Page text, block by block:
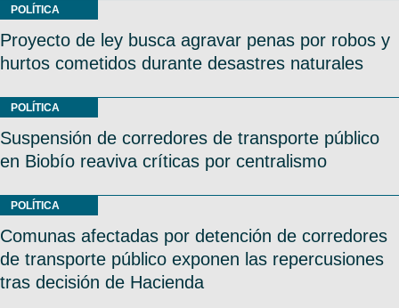
POLÍTICA
Proyecto de ley busca agravar penas por robos y
hurtos cometidos durante desastres naturales
POLÍTICA
Suspensión de corredores de transporte público
en Biobío reaviva críticas por centralismo
POLÍTICA
Comunas afectadas por detención de corredores
de transporte público exponen las repercusiones
tras decisión de Hacienda